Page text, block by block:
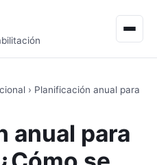
› Planificación anual para
anual para